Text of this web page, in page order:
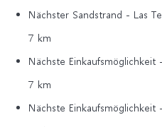
Nächster Sandstrand - Las
7 km
Nächste Einkaufsmöglichkeit
7 km
Nächste Einkaufsmöglichkeit